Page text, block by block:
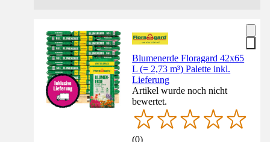
Blumenerde Floragard 42x65
L (= 2,73 m³) Palette inkl.
Lieferung
Artikel wurde noch nicht
bewertet.
(0)